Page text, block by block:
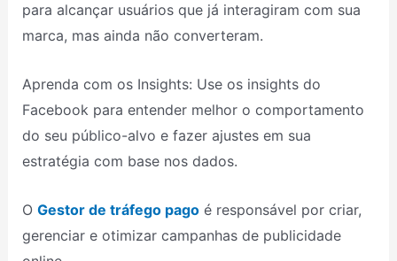
para alcançar usuários que já interagiram com sua
marca, mas ainda não converteram.
Aprenda com os Insights: Use os insights do
Facebook para entender melhor o comportamento
do seu público-alvo e fazer ajustes em sua
estratégia com base nos dados.
O Gestor de tráfego pagoé responsável por criar,
gerenciar e otimizar campanhas de publicidade